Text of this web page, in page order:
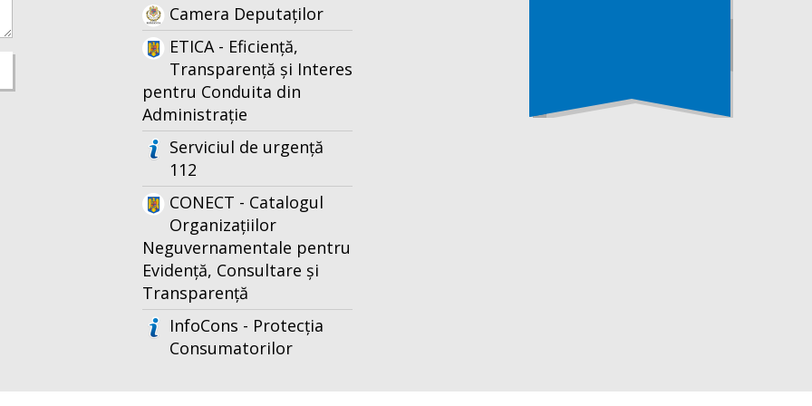
Camera Deputaților
ETICA - Eficiență,
Transparență și Interes
pentru Conduita din
Administrație
Serviciul de urgență
112
CONECT - Catalogul
Organizațiilor
Neguvernamentale pentru
Evidență, Consultare și
Transparență
InfoCons - Protecția
Consumatorilor